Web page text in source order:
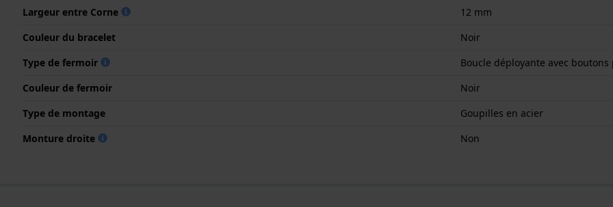
Largeur entre Corne
12 mm
Couleur du bracelet
Noir
Type de fermoir
Boucle déployante avec boutons
Couleur de fermoir
Noir
Type de montage
Goupilles en acier
Monture droite
Non